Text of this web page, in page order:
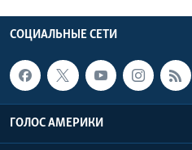
СОЦИАЛЬНЫЕ СЕТИ
ГОЛОС АМЕРИКИ